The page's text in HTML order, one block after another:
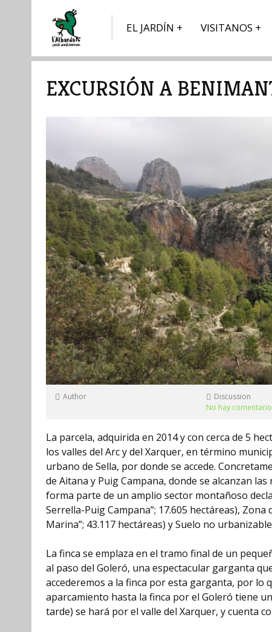
EL JARDÍN VISITANOS
EXCURSIÓN A
Author
Discussion
No hay
La parcela, adquirida en 2014 y con cerca de 5
los valles del Arc y del Xarquer, en término
urbano de Sella, por donde se accede.
de Aitana y Puig Campana, donde se alcanzan
forma parte de un amplio sector montañoso
Serrella-Puig Campana”; 17.605 hectáreas), Zona
Marina”; 43.117 hectáreas) y Suelo no
La finca se emplaza en el tramo final de un
al paso del Goleró, una espectacular garganta
accederemos a la finca por esta garganta, por lo
aparcamiento hasta la finca por el Goleró tiene
tarde) se hará por el valle del Xarquer, y cuenta